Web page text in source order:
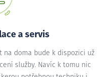
a servis
na doma bude k dispozici už
služby. Navíc k tomu nic